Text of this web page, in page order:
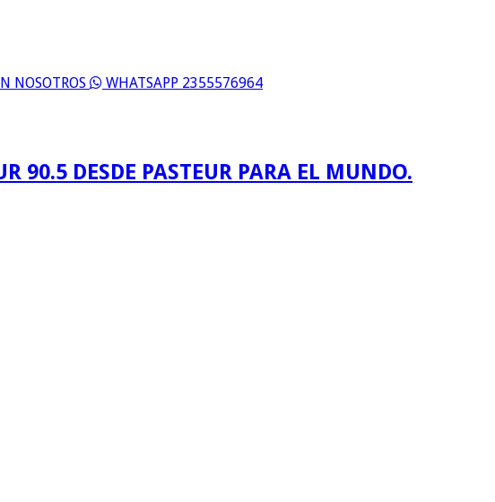
NOSOTROS
WHATSAPP 2355576964
90.5 DESDE PASTEUR PARA EL MUNDO.